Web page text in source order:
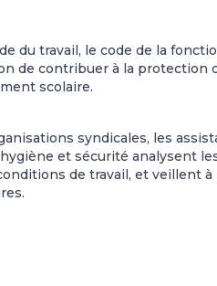
du travail, le code de la
de contribuer à la protection
scolaire.
syndicales, les
et sécurité analysent
de travail, et veillent à